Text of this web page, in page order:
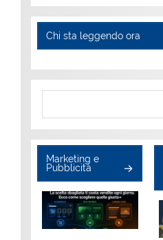
Chi sta leggendo ora
Cerca
Marketing e
Pubblicità